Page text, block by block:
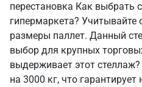
перестановка Как выбрать
гипермаркета? Учитывайте
размеры паллет. Данный
выбор для крупных
выдерживает этот
на 3000 кг, что